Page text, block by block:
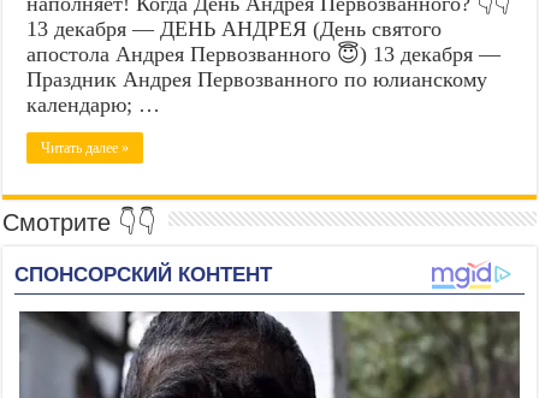
13 декабря — ДЕНЬ АНДРЕЯ (День святого
апостола Андрея Первозванного 😇) 13 декабря —
Праздник Андрея Первозванного по юлианскому
календарю; …
Читать далее »
Смотрите 👇👇